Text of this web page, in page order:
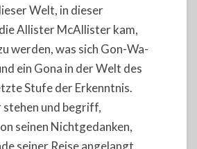
Welt, in dieser
Allister McAllister kam,
werden, was sich Gon-Wa-
ein Gona in der Welt des
Stufe der Erkenntnis.
stehen und begriff,
seinen Nichtgedanken,
seiner Reise angelangt